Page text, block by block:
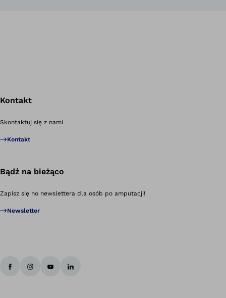
Kontakt
Skontaktuj się z nami
Kontakt
Bądź na bieżąco
Zapisz się no newslettera dla osób po amputacji!
Newsletter